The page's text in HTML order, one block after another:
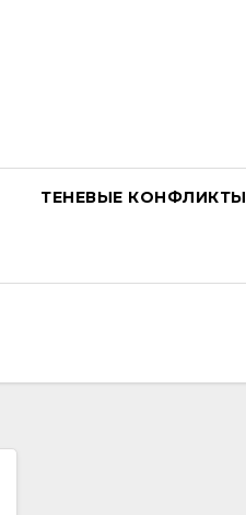
ТЕНЕВЫЕ КОНФЛИКТЫ